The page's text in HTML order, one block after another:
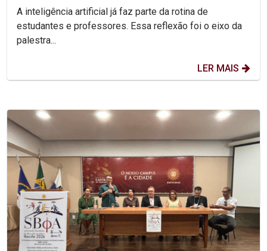
A inteligência artificial já faz parte da rotina de
estudantes e professores. Essa reflexão foi o eixo da
palestra...
LER MAIS